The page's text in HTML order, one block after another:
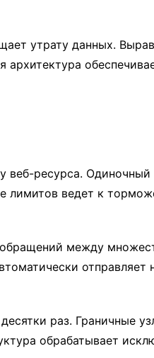
утрату данных.
веб-ресурса.
лимитов ведет к
обращений между
отправляет
раз. Граничные
обрабатывает